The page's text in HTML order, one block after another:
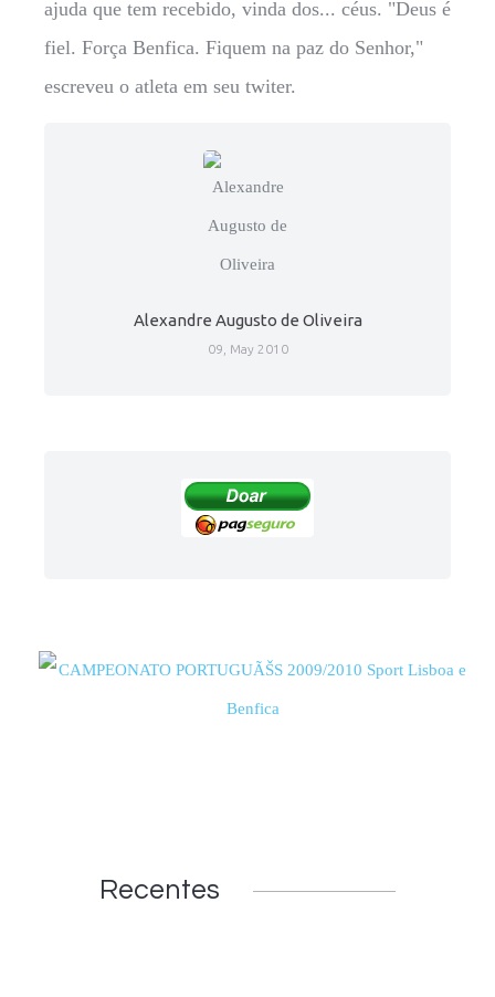
ajuda que tem recebido, vinda dos... céus. "Deus é
fiel. Força Benfica. Fiquem na paz do Senhor,"
escreveu o atleta em seu twiter.
Alexandre Augusto de Oliveira
09, May 2010
Recentes